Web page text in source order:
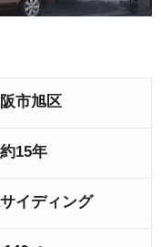
市旭区
約15年
イディング